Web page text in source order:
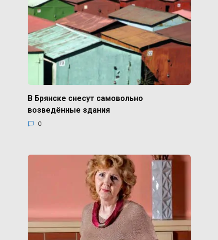
В Брянске снесут самовольно
возведённые здания
0